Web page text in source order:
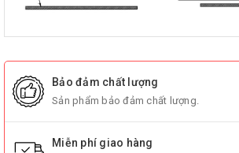
Bảo đảm chất lượng
Sản phẩm bảo đảm chất lượng.
Miễn phí giao hàng